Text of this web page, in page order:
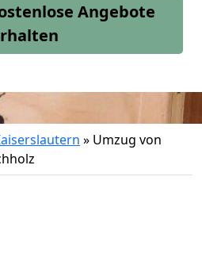
Angebote
» Umzug von